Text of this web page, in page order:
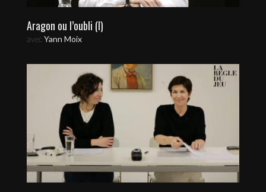
Aragon ou l’oubli (I)
avec Yann Moix